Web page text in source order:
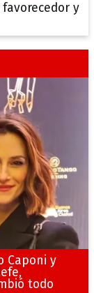
y
Caponi y
todo